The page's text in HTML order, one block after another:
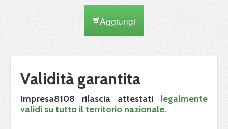
Aggiungi
Validità garantita
Impresa8108 rilascia attestati legalmente
validi su tutto il territorio nazionale.